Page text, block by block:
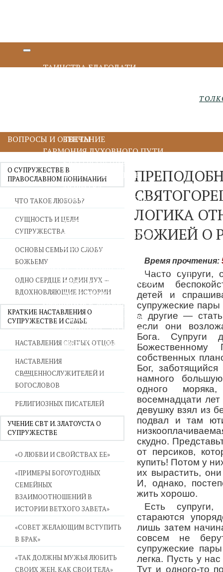
ТАИНСТВА БЛАГОДАТИ
ВЕНЧАНИЕ
ГАРМОНИЯ ДУХОВНОГО ПУТИ
БЛАГОДАРЕНИЕ
ДУХОВНОЕ ЧТЕНИЕ
МОЛИТВА
ИИСУСОВА МОЛИТВА
ПОСТ
ДУХОВНИЧЕСТВО И СТАРЧЕСТВО
ВОЙНА СО СТРАСТЯМИ
СВЯТЫНИ В ДОМЕ
СЕМЬЯ - ПОЛНОТА ЗЕМНОГО СЧАСТЬЯ
ЛЮБОВЬ СУПРУЖЕСТВО
ВОСПИТАНИЕ
УТЕШЕНИЕ В СКОРБЯХ
УТОЛИ МОИ ПЕЧАЛИ
СТАРОСТЬ - РАДОСТЬ
СМЕРТЬ ПОМИНОВЕНИЕ
ВОПРОСЫ И ОТВЕТЫ
О СУПРУЖЕСТВЕ В
ПРАВОСЛАВНОМ ПОНИМАНИИ
ЧТО ТАКОЕ ЛЮБОВЬ?
СУЩНОСТЬ И ЦЕЛИ
СУПРУЖЕСТВА
ОСНОВЫ СЕМЬИ ПО СЛОВУ
БОЖЬЕМУ
ОДНО СЕРДЦЕ И ОДИН ДУХ —
ВДОХНОВЛЯЮЩИЕ ИСТОРИИ
КРАТКИЕ НАСТАВЛЕНИЯ О
СУПРУЖЕСТВЕ И СЕМЬЕ
НАСТАВЛЕНИЯ СВЯТЫХ ОТЦОВ
НАСТАВЛЕНИЯ
СВЯЩЕННОСЛУЖИТЕЛЕЙ И
БОГОСЛОВОВ
РЕЛИГИОЗНЫХ ПИСАТЕЛЕЙ
УЧЕНИЕ СВТ И. ЗЛАТОУСТА О
СУПРУЖЕСТВЕ
«О ЛЮБВИ И СВОЙСТВАХ ЕЕ»
«ПРИМЕРЫ БОГОУГОДНЫХ
СЕМЕЙНЫХ
ВЗАИМООТНОШЕНИЙ В
ИСТОРИИ ВЕТХОГО ЗАВЕТА»
«СОВЕТ ЖЕЛАЮЩИМ ВСТУПИТЬ
В БРАК»
«ТАК ДОЛЖНЫ МУЖЬЯ ЛЮБИТЬ
СВОИХ ЖЕН, КАК СВОИ ТЕЛА»
ЛОГИКА
БОЖИЕЙ О
Время прочтения:
Часто супруги,
своим
детей и
супружеские пары
а другие —
если они
Бога. Супруги
собственных
Бог,
намного
одного
восемнадцати
девушку взял из
подвал и там
скудно.
от персиков,
купить! Потом у
их вырастить,
И, однако,
жить хорошо.
Есть
стараются
лишь затем
совсем не
супружеские
легка. Пусть у
Тут и одного-то